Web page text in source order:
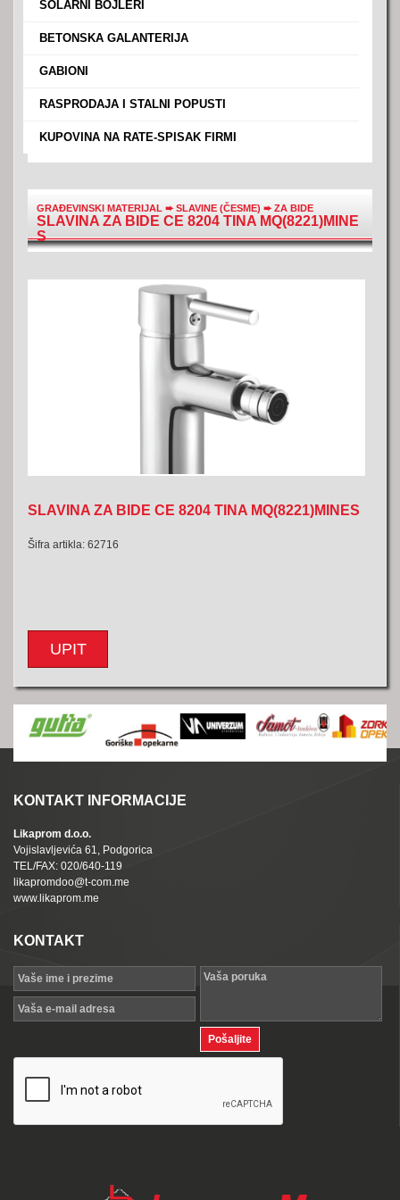
SOLARNI BOJLERI
BETONSKA GALANTERIJA
GABIONI
RASPRODAJA I STALNI POPUSTI
KUPOVINA NA RATE-SPISAK FIRMI
GRAĐEVINSKI MATERIJAL ➨SLAVINE (ČESME) ➨ZA BIDE
SLAVINA ZA BIDE CE 8204 TINA MQ(8221)MINE
S
SLAVINA ZA BIDE CE 8204 TINA MQ(8221)MINES
Šifra artikla: 62716
UPIT
KONTAKT INFORMACIJE
Likaprom d.o.o.
Vojislavljevića 61, Podgorica
TEL/FAX: 020/640-119
likapromdoo@t-com.me
www.likaprom.me
KONTAKT